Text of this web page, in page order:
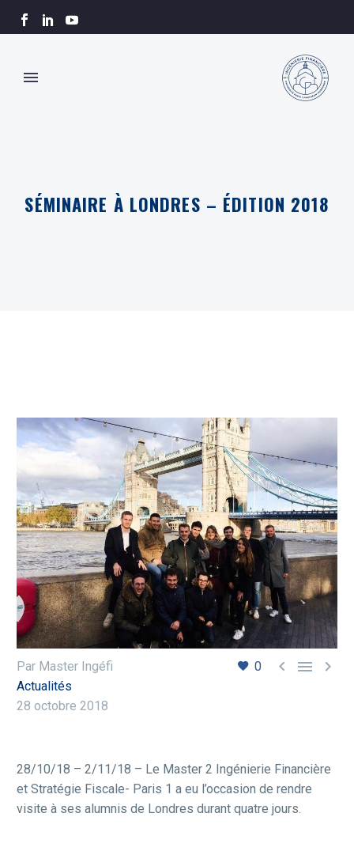
SÉMINAIRE À LONDRES – ÉDITION 2018
0   
Par Master Ingéfi
Actualités
28 octobre 2018
28/10/18 – 2/11/18 – Le Master 2 Ingénierie Financière
et Stratégie Fiscale- Paris 1 a eu l’occasion de rendre
visite à ses alumnis de Londres durant quatre jours.